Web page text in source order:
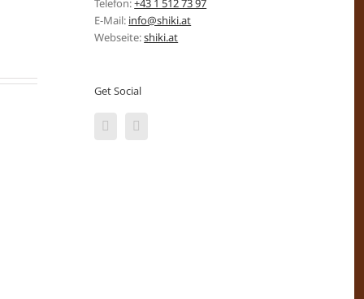
E-Mail: info@shiki.at
Webseite:shiki.at
Get Social